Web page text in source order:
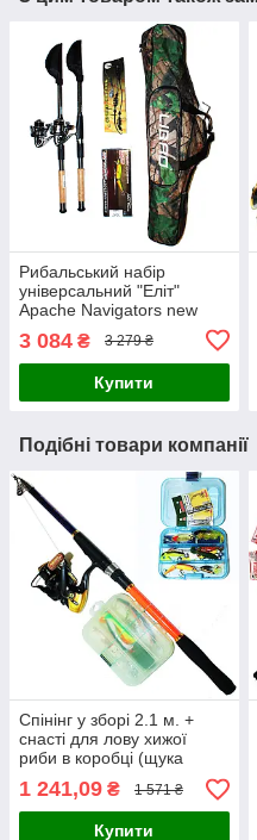
Рибальський набір
універсальний "Еліт"
Apache Navigators new
3 084 ₴ 3 279 ₴
Купити
Подібні товари компанії
Спінінг у зборі 2.1 м. +
снасті для лову хижої
риби в коробці (щука
судак окунь)
1 241,09 ₴ 1 571 ₴
Купити